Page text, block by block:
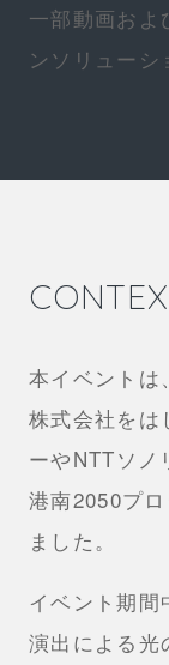
一部動画お
ンソリュー
本イベントは
株式会社を
ーやNTTソノ
港南2050プ
ました。
イベント期間
演出による光